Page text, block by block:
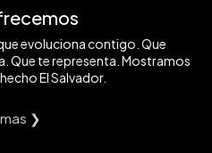
evoluciona contigo. Que
Que te representa. Mostramos
El Salvador.
❯